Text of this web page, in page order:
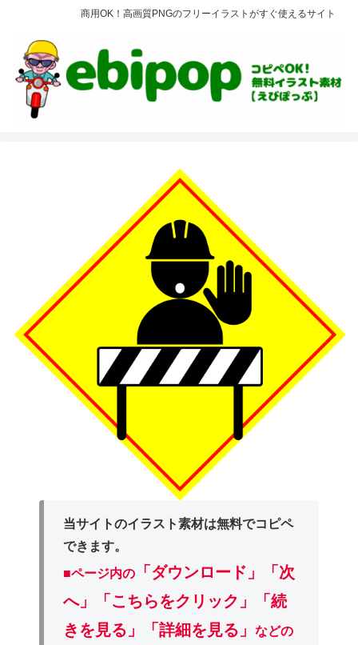
商用OK！高画質PNGのフリーイラストがすぐ使えるサイト
当サイトのイラスト素材は無料でコピペ
できます。
■ページ内の
「ダウンロード」
「次
へ」「こちらをクリック」「続
きを見る」「詳細を見る」などの